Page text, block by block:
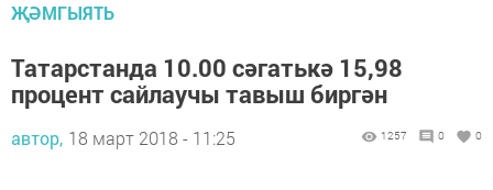
ҖӘМГЫЯТЬ
Татарстанда 10.00 сәгатькә 15,98
процент сайлаучы тавыш биргән
автор, 18 март 2018 - 11:25 1257 0 0